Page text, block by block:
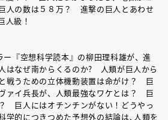
人の数は５８万？ 進撃の巨人とあわせ
人級！
『空想科学読本』の柳田理科雄が、進
はなぜ南からくるのか? 人類が巨人から
戦うための立体機動装置は命がけ？ 巨
ァイ兵長が、人類最強なワケとは？ 巨
巨人にはオチンチンがない！どうやっ
的につきつめた予想外の結論は､人類を